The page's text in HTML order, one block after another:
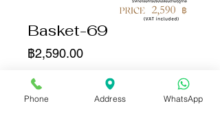
Basket-69
฿2,590.00ราคา
จำนวน
Phone Address WhatsApp